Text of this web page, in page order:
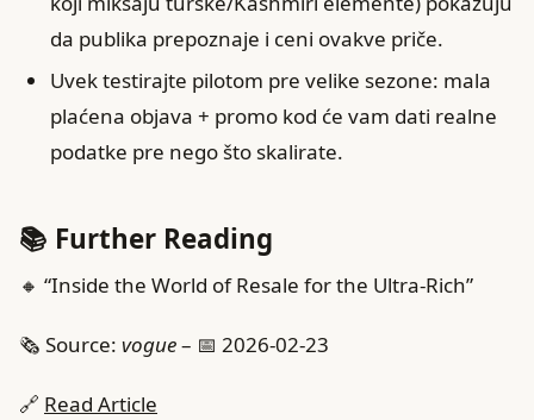
da publika prepoznaje i ceni ovakve priče.
Uvek testirajte pilotom pre velike sezone: mala
plaćena objava + promo kod će vam dati realne
podatke pre nego što skalirate.
📚 Further Reading
🔸 “Inside the World of Resale for the Ultra-Rich”
🗞️ Source: vogue– 📅 2026-02-23
🔗 Read Article